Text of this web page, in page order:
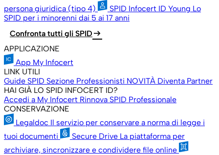
persona giuridica (tipo 4)
SPID Infocert ID Young Lo
SPID per i minorenni dai 5 ai 17 anni
Confronta tutti gli SPID arrow_right_alt
APPLICAZIONE
App My Infocert
LINK UTILI
Guide SPID Sezione Professionisti NOVITÀ Diventa Partner
HAI GIÀ LO SPID INFOCERT ID?
Accedi a My Infocert Rinnova SPID Professionale
CONSERVAZIONE
Legaldoc Il servizio per conservare a norma di legge i
tuoi documenti
Secure Drive La piattaforma per
archiviare, sincronizzare e condividere file online